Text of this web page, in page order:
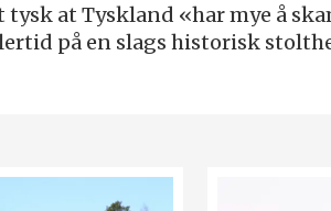
at Tyskland «har mye å
på en slags historisk